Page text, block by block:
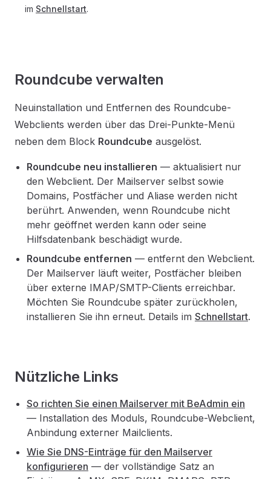
im Schnellstart.
Roundcube verwalten
Neuinstallation und Entfernen des Roundcube-
Webclients werden über das Drei-Punkte-Menü
neben dem Block Roundcube ausgelöst.
Roundcube neu installieren — aktualisiert nur
den Webclient. Der Mailserver selbst sowie
Domains, Postfächer und Aliase werden nicht
berührt. Anwenden, wenn Roundcube nicht
mehr geöffnet werden kann oder seine
Hilfsdatenbank beschädigt wurde.
Roundcube entfernen — entfernt den Webclient.
Der Mailserver läuft weiter, Postfächer bleiben
über externe IMAP/SMTP-Clients erreichbar.
Möchten Sie Roundcube später zurückholen,
installieren Sie ihn erneut. Details im Schnellstart.
Nützliche Links
So richten Sie einen Mailserver mit BeAdmin ein
— Installation des Moduls, Roundcube-Webclient,
Anbindung externer Mailclients.
Wie Sie DNS-Einträge für den Mailserver
konfigurieren — der vollständige Satz an